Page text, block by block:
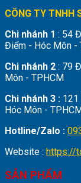
CÔNG TY TNHH
Chi nhánh 1 : 54
Điểm - Hóc Môn -
Chi nhánh 2 : 79
Môn - TPHCM
Chi nhánh 3 : 121
Hóc Môn - TPHCM
Hotline/Zalo :
Website : https://
SẢN PHẨM